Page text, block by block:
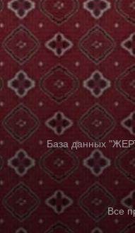
База данных
Все